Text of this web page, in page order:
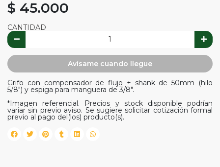
$ 45.000
CANTIDAD
Avísame cuando llegue
Grifo con compensador de flujo + shank de 50mm (hilo
5/8") y espiga para manguera de 3/8".
*Imagen referencial. Precios y stock disponible podrían
variar sin previo aviso. Se sugiere solicitar cotización formal
previo al pago del(los) producto(s).